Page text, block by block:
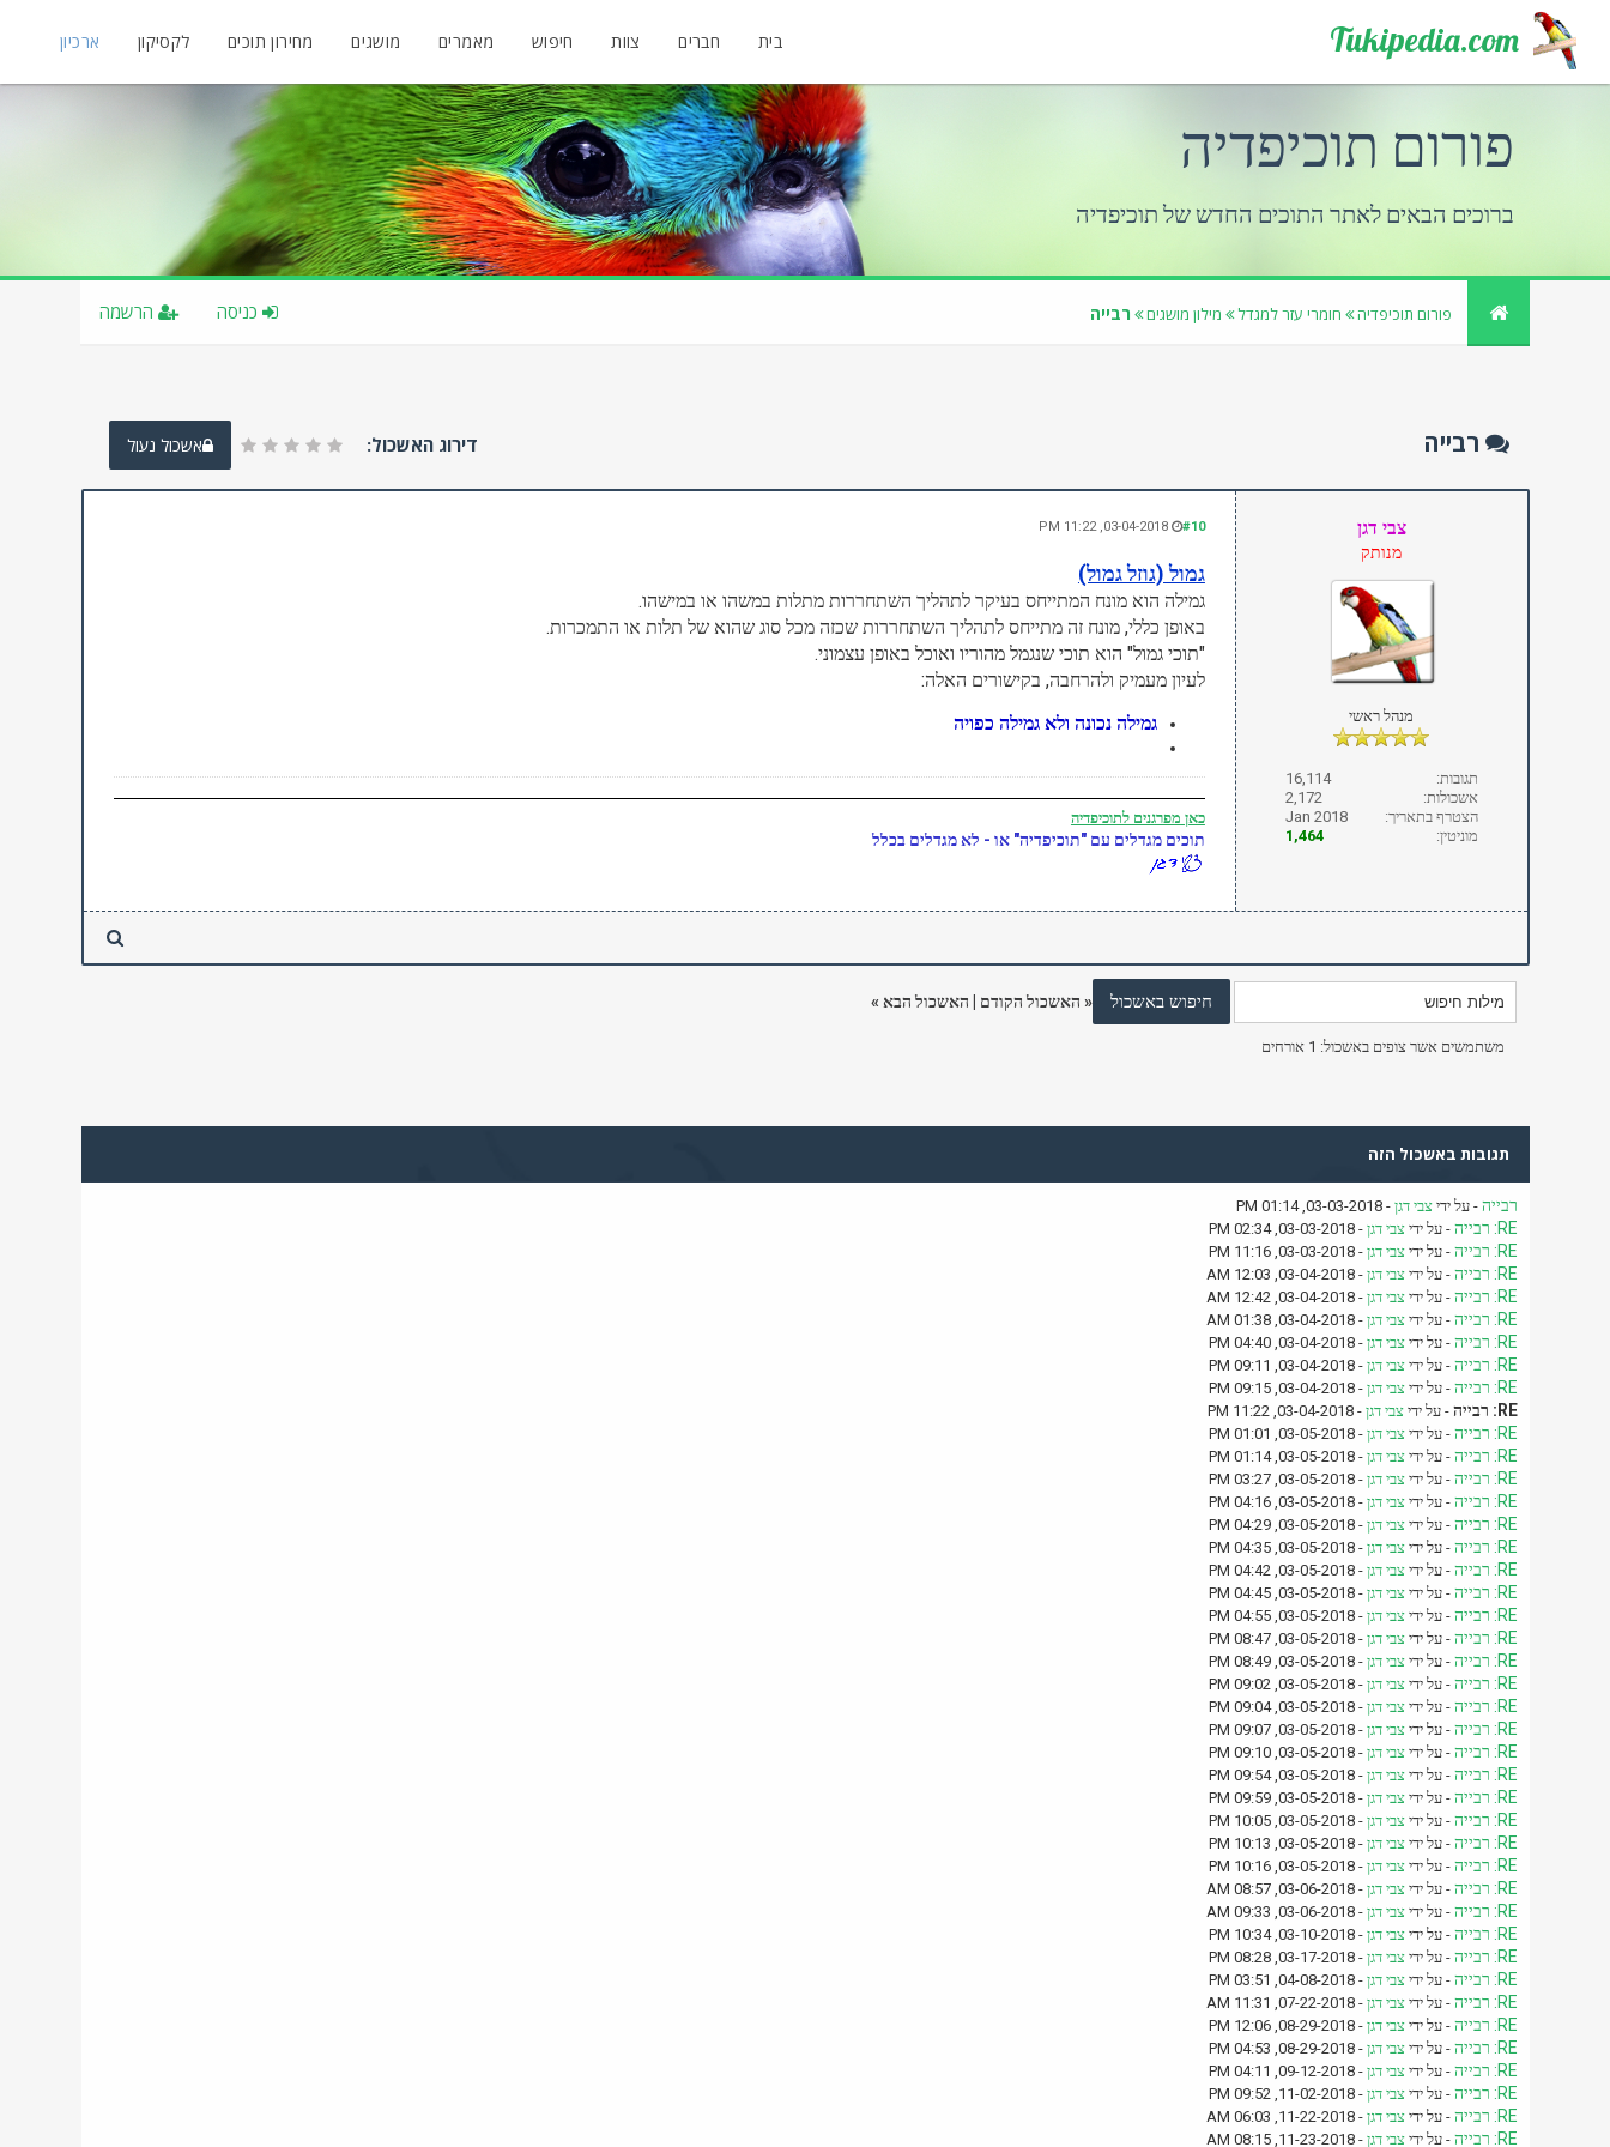
Tukipedia.com בית חברים צוות חיפוש מאמרים מושגים מחירון תוכים לקסיקון ארכיון
פורום תוכיפדיה
ברוכים הבאים לאתר התוכים החדש של תוכיפדיה
פורום תוכיפדיה חומרי עזר למגדל מילון מושגים רבייה הרשמה כניסה
אשכול נעול דירוג האשכול: רבייה
צבי דגן
מנותק
מנהל ראשי
תגובות:
16,114
אשכולות:
2,172
הצטרף בתאריך:
Jan 2018
מוניטין:
1,464
#10
03-04-2018, 11:22 PM
גמול (גוזל גמול)
גמילה הוא מונח המתייחס בעיקר לתהליך השתחררות מתלות במשהו או במישהו.
באופן כללי, מונח זה מתייחס לתהליך השתחררות שכזה מכל סוג שהוא של תלות או התמכרות.
"תוכי גמול" הוא תוכי שנגמל מהוריו ואוכל באופן עצמוני.
לעיון מעמיק ולהרחבה, בקישורים האלה:
גמילה נכונה ולא גמילה כפויה
כאן מפרגנים לתוכיפדיה
תוכים מגדלים עם "תוכיפדיה" או - לא מגדלים בכלל
« האשכול הקודם האשכול הבא »
משתמשים אשר צופים באשכול: 1 אורחים
תגובות באשכול הזה
רבייה - על ידיצבי דגן - 03-03-2018, 01:14 PM
RE: רבייה - על ידיצבי דגן - 03-03-2018, 02:34 PM
RE: רבייה - על ידיצבי דגן - 03-03-2018, 11:16 PM
RE: רבייה - על ידיצבי דגן - 03-04-2018, 12:03 AM
RE: רבייה - על ידיצבי דגן - 03-04-2018, 12:42 AM
RE: רבייה - על ידיצבי דגן - 03-04-2018, 01:38 AM
RE: רבייה - על ידיצבי דגן - 03-04-2018, 04:40 PM
RE: רבייה - על ידיצבי דגן - 03-04-2018, 09:11 PM
RE: רבייה - על ידיצבי דגן - 03-04-2018, 09:15 PM
RE: רבייה - על ידיצבי דגן - 03-04-2018, 11:22 PM
RE: רבייה - על ידיצבי דגן - 03-05-2018, 01:01 PM
RE: רבייה - על ידיצבי דגן - 03-05-2018, 01:14 PM
RE: רבייה - על ידיצבי דגן - 03-05-2018, 03:27 PM
RE: רבייה - על ידיצבי דגן - 03-05-2018, 04:16 PM
RE: רבייה - על ידיצבי דגן - 03-05-2018, 04:29 PM
RE: רבייה - על ידיצבי דגן - 03-05-2018, 04:35 PM
RE: רבייה - על ידיצבי דגן - 03-05-2018, 04:42 PM
RE: רבייה - על ידיצבי דגן - 03-05-2018, 04:45 PM
RE: רבייה - על ידיצבי דגן - 03-05-2018, 04:55 PM
RE: רבייה - על ידיצבי דגן - 03-05-2018, 08:47 PM
RE: רבייה - על ידיצבי דגן - 03-05-2018, 08:49 PM
RE: רבייה - על ידיצבי דגן - 03-05-2018, 09:02 PM
RE: רבייה - על ידיצבי דגן - 03-05-2018, 09:04 PM
RE: רבייה - על ידיצבי דגן - 03-05-2018, 09:07 PM
RE: רבייה - על ידיצבי דגן - 03-05-2018, 09:10 PM
RE: רבייה - על ידיצבי דגן - 03-05-2018, 09:54 PM
RE: רבייה - על ידיצבי דגן - 03-05-2018, 09:59 PM
RE: רבייה - על ידיצבי דגן - 03-05-2018, 10:05 PM
RE: רבייה - על ידיצבי דגן - 03-05-2018, 10:13 PM
RE: רבייה - על ידיצבי דגן - 03-05-2018, 10:16 PM
RE: רבייה - על ידיצבי דגן - 03-06-2018, 08:57 AM
RE: רבייה - על ידיצבי דגן - 03-06-2018, 09:33 AM
RE: רבייה - על ידיצבי דגן - 03-10-2018, 10:34 PM
RE: רבייה - על ידיצבי דגן - 03-17-2018, 08:28 PM
RE: רבייה - על ידיצבי דגן - 04-08-2018, 03:51 PM
RE: רבייה - על ידיצבי דגן - 07-22-2018, 11:31 AM
RE: רבייה - על ידיצבי דגן - 08-29-2018, 12:06 PM
RE: רבייה - על ידיצבי דגן - 08-29-2018, 04:53 PM
RE: רבייה - על ידיצבי דגן - 09-12-2018, 04:11 PM
RE: רבייה - על ידיצבי דגן - 11-02-2018, 09:52 PM
RE: רבייה - על ידיצבי דגן - 11-22-2018, 06:03 AM
RE: רבייה - על ידיצבי דגן - 11-23-2018, 08:15 AM